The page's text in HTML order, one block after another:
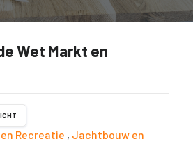
Wet Markt en
Recreatie , Jachtbouw en